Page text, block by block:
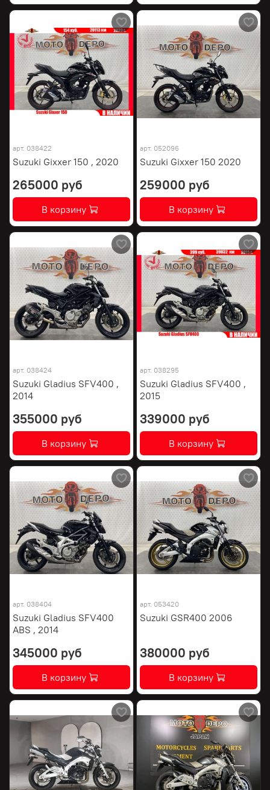
арт. 038422
Suzuki Gixxer 150 , 2020
265000 руб
В корзину
арт. 052096
Suzuki Gixxer 150 2020
259000 руб
В корзину
арт. 038424
Suzuki Gladius SFV400 ,
2014
355000 руб
В корзину
арт. 038295
Suzuki Gladius SFV400 ,
2015
339000 руб
В корзину
арт. 038404
Suzuki Gladius SFV400
ABS , 2014
345000 руб
В корзину
арт. 053420
Suzuki GSR400 2006
380000 руб
В корзину